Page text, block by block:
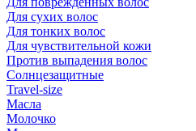
Для сухих волос
Для тонких волос
Для чувствительной кожи
Против выпадения волос
Солнцезащитные
Travel-size
Масла
Молочко